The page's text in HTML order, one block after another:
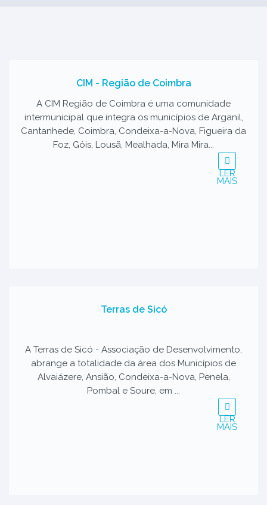
CIM - Região de Coimbra
A CIM Região de Coimbra é uma comunidade
intermunicipal que integra os municípios de Arganil,
Cantanhede, Coimbra, Condeixa-a-Nova, Figueira da
Foz, Góis, Lousã, Mealhada, Mira Mira...
LER
MAIS
Terras de Sicó
A Terras de Sicó - Associação de Desenvolvimento,
abrange a totalidade da área dos Municípios de
Alvaiázere, Ansião, Condeixa-a-Nova, Penela,
Pombal e Soure, em ...
LER
MAIS